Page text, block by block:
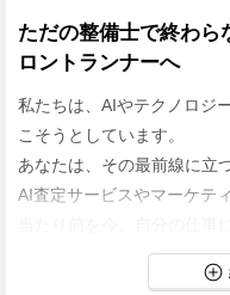
ただの整備士で終わら
ロントランナーへ
私たちは、AIやテクノロジ
こそうとしています。
あなたは、その最前線に立
AI査定サービスやマーケテ
アナログな業界を変革して
整備士としての新たな価値